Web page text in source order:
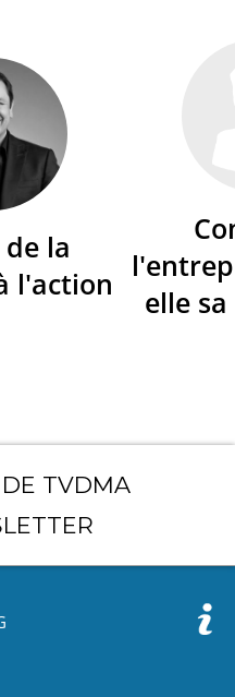
de la
l'action
elle
TVDMA